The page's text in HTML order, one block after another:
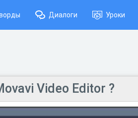
Диалоги Уроки
Video Editor ?